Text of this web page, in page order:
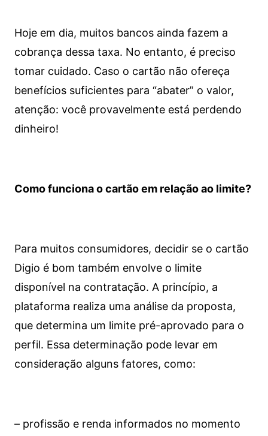
Hoje em dia, muitos bancos ainda fazem a
cobrança dessa taxa. No entanto, é preciso
tomar cuidado. Caso o cartão não ofereça
benefícios suficientes para “abater” o valor,
atenção: você provavelmente está perdendo
dinheiro!
Como funciona o cartão em relação ao limite?
Para muitos consumidores, decidir se o cartão
Digio é bom também envolve o limite
disponível na contratação. A princípio, a
plataforma realiza uma análise da proposta,
que determina um limite pré-aprovado para o
perfil. Essa determinação pode levar em
consideração alguns fatores, como:
– profissão e renda informados no momento